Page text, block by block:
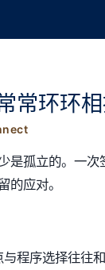
常环环
是孤立的。一
的应对。
程序选择往往和